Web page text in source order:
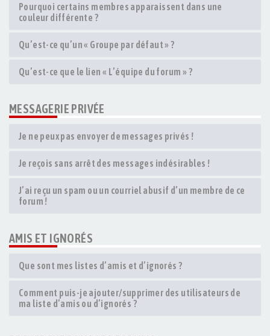
Pourquoi certains membres apparaissent dans une
couleur différente ?
Qu’est-ce qu’un « Groupe par défaut » ?
Qu’est-ce que le lien « L’équipe du forum » ?
MESSAGERIE PRIVÉE
Je ne peux pas envoyer de messages privés !
Je reçois sans arrêt des messages indésirables !
J’ai reçu un spam ou un courriel abusif d’un membre de ce
forum !
AMIS ET IGNORÉS
Que sont mes listes d’amis et d’ignorés ?
Comment puis-je ajouter/supprimer des utilisateurs de
ma liste d’amis ou d’ignorés ?